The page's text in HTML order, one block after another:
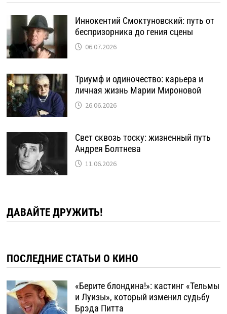
Иннокентий Смоктуновский: путь от
беспризорника до гения сцены
06.07.2026
Триумф и одиночество: карьера и
личная жизнь Марии Мироновой
26.06.2026
Свет сквозь тоску: жизненный путь
Андрея Болтнева
11.06.2026
ДАВАЙТЕ ДРУЖИТЬ!
ПОСЛЕДНИЕ СТАТЬИ О КИНО
«Берите блондина!»: кастинг «Тельмы
и Луизы», который изменил судьбу
Брэда Питта